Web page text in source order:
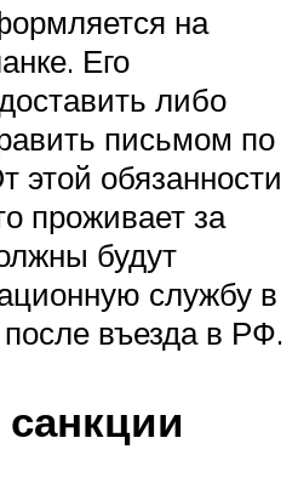
на
Его
либо
письмом по
этой обязанности
проживает за
будут
службу в
въезда в РФ.